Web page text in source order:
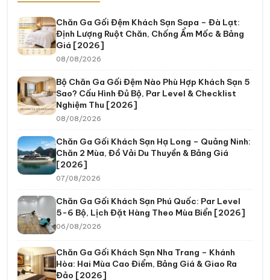
Chăn Ga Gối Đệm Khách Sạn Sapa – Đà Lạt:
Định Lượng Ruột Chăn, Chống Ẩm Mốc & Bảng
Giá [2026]
08/08/2026
Bộ Chăn Ga Gối Đệm Nào Phù Hợp Khách Sạn 5
Sao? Cấu Hình Đủ Bộ, Par Level & Checklist
Nghiệm Thu [2026]
08/08/2026
Chăn Ga Gối Khách Sạn Hạ Long – Quảng Ninh:
Chăn 2 Mùa, Đồ Vải Du Thuyền & Bảng Giá
[2026]
07/08/2026
Chăn Ga Gối Khách Sạn Phú Quốc: Par Level
5-6 Bộ, Lịch Đặt Hàng Theo Mùa Biển [2026]
06/08/2026
Chăn Ga Gối Khách Sạn Nha Trang – Khánh
Hòa: Hai Mùa Cao Điểm, Bảng Giá & Giao Ra
Đảo [2026]